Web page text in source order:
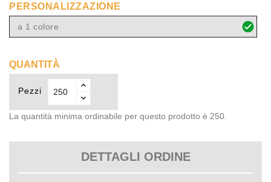
PERSONALIZZAZIONE
a 1 colore
QUANTITÀ
Pezzi
La quantità minima ordinabile per questo prodotto è 250.
DETTAGLI ORDINE